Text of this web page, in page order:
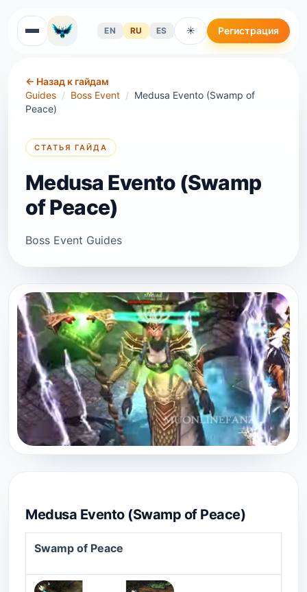
EN RU ES ☀ Регистрация
← Назад к гайдам
Guides / Boss Event / Medusa Evento (Swamp of
Peace)
СТАТЬЯ ГАЙДА
Medusa Evento (Swamp
of Peace)
Boss Event Guides
Medusa Evento (Swamp of Peace)
Swamp of Peace